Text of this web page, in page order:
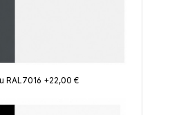
RAL7016 +22,00 €